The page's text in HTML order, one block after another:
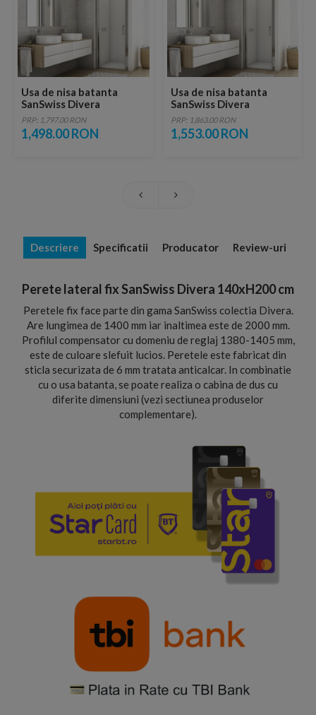
Usa de nisa batanta
SanSwiss Divera
70xH200 cm
PRP: 1,797.00 RON
1,498.00 RON
Usa de nisa batanta
SanSwiss Divera
80xH200 cm
PRP: 1,863.00 RON
1,553.00 RON
Descriere Specificatii Producator Review-uri
Perete lateral fix SanSwiss Divera 140xH200 cm
Peretele fix face parte din gama SanSwiss colectia Divera.
Are lungimea de 1400 mm iar inaltimea este de 2000 mm.
Profilul compensator cu domeniu de reglaj 1380-1405 mm,
este de culoare slefuit lucios. Peretele este fabricat din
sticla securizata de 6 mm tratata anticalcar. In combinatie
cu o usa batanta, se poate realiza o cabina de dus cu
diferite dimensiuni (vezi sectiunea produselor
complementare).